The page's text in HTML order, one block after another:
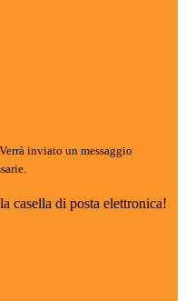
Verrà inviato un messaggio
casella di posta elettronica!